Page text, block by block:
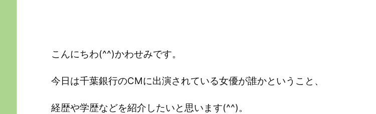
こんにちわ(^^)かわせみです。
今日は千葉銀行のCMに出演されている女優が誰かということ、
経歴や学歴などを紹介したいと思います(^^)。